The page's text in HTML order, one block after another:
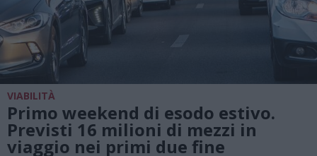
VIABILITÀ
Primo weekend di esodo estivo.
Previsti 16 milioni di mezzi in
viaggio nei primi due fine